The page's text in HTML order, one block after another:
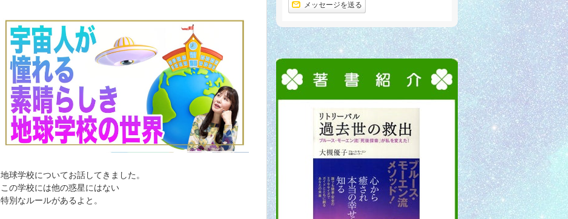
地球学校についてお話してきました。
この学校には他の惑星にはない
特別なルールがあるよと。
メッセージを送る